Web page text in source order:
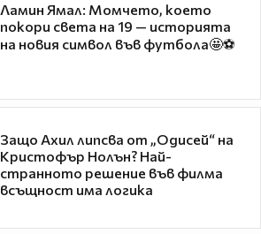
Ламин Ямал: Момчето, което
покори света на 19 — историята
на новия символ във футбола🤩⚽
Защо Ахил липсва от „Одисей“ на
Кристофър Нолън? Най-
странното решение във филма
всъщност има логика